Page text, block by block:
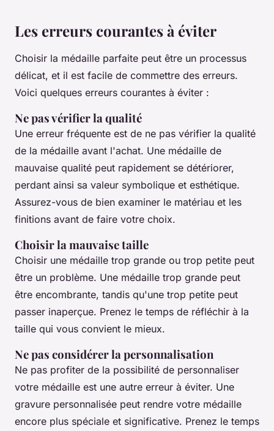
Les erreurs courantes à éviter
Choisir la médaille parfaite peut être un processus
délicat, et il est facile de commettre des erreurs.
Voici quelques erreurs courantes à éviter :
Ne pas vérifier la qualité
Une erreur fréquente est de ne pas vérifier la qualité
de la médaille avant l'achat. Une médaille de
mauvaise qualité peut rapidement se détériorer,
perdant ainsi sa valeur symbolique et esthétique.
Assurez-vous de bien examiner le matériau et les
finitions avant de faire votre choix.
Choisir la mauvaise taille
Choisir une médaille trop grande ou trop petite peut
être un problème. Une médaille trop grande peut
être encombrante, tandis qu'une trop petite peut
passer inaperçue. Prenez le temps de réfléchir à la
taille qui vous convient le mieux.
Ne pas considérer la personnalisation
Ne pas profiter de la possibilité de personnaliser
votre médaille est une autre erreur à éviter. Une
gravure personnalisée peut rendre votre médaille
encore plus spéciale et significative. Prenez le temps